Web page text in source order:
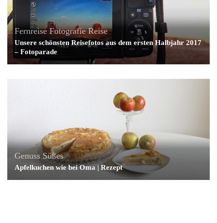
Fernreise Fotografie Reise
Unsere schönsten Reisefotos aus dem ersten Halbjahr 2017
– Fotoparade
Genuss Süßes
Apfelkuchen wie bei Oma | Rezept